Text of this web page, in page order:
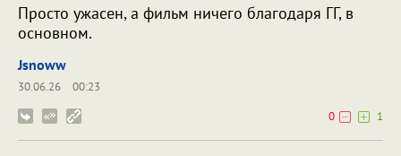
Просто ужасен, а фильм ничего благодаря ГГ, в
основном.
Jsnoww
30.06.26
00:23
0
1